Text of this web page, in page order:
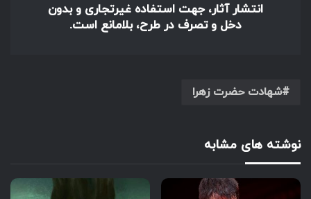
انتشار آثار، جهت استفاده غیرتجاری و بدون
دخل و تصرف در طرح، بلامانع است.
شهادت حضرت زهرا
نوشته های مشابه